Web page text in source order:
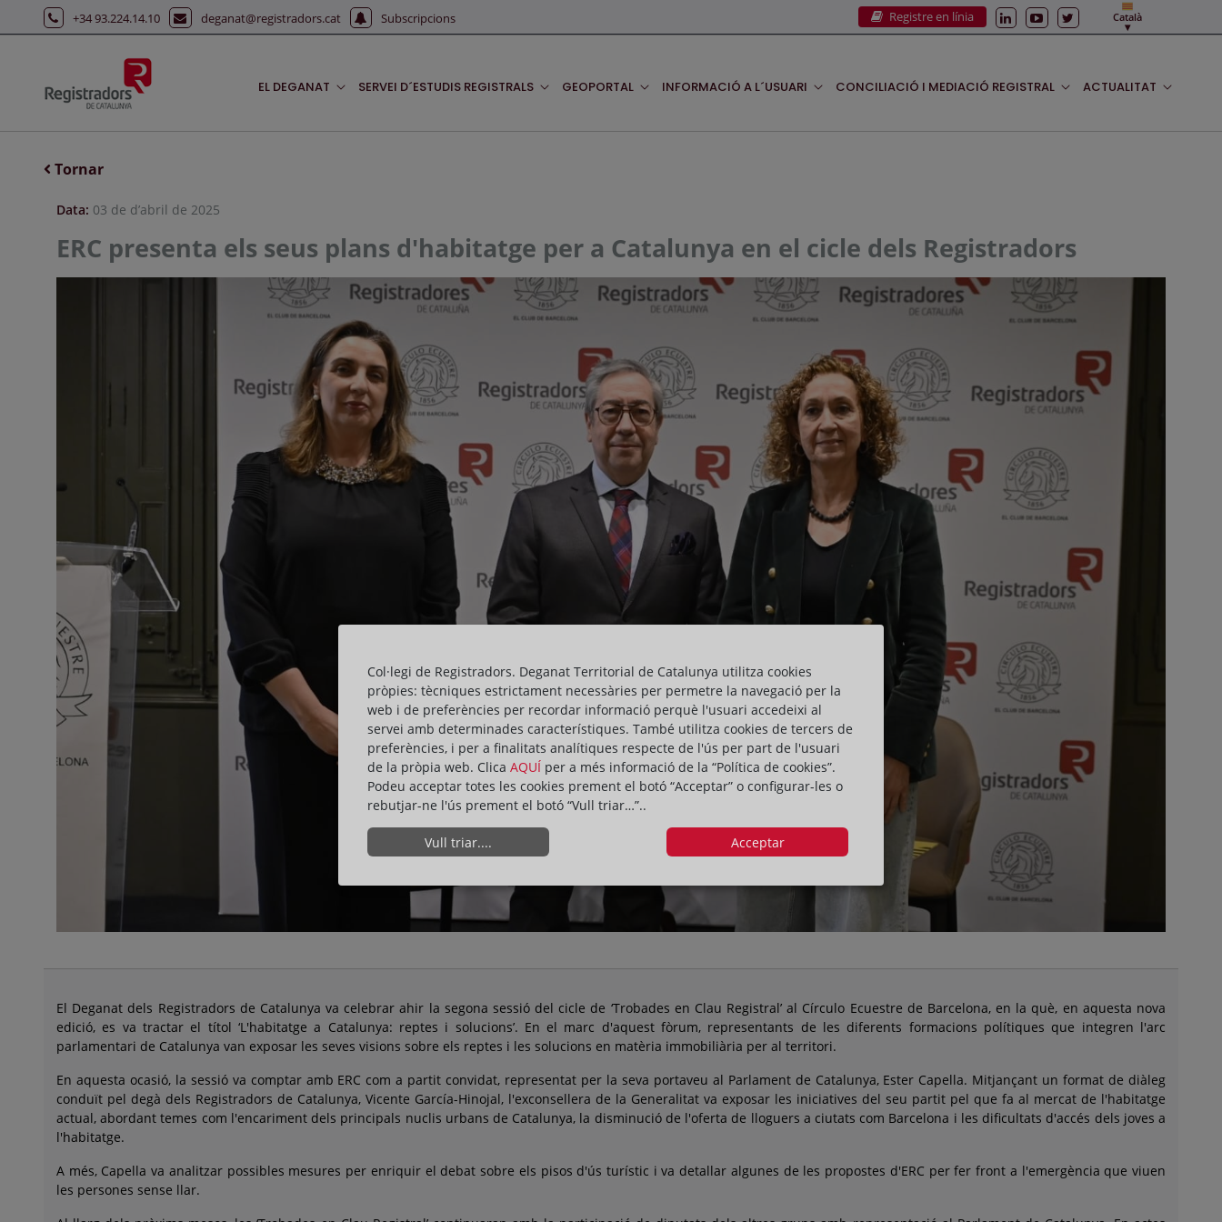
Salta al contingut principal
+34 93.224.14.10 deganat@registradors.cat Subscripcions Registre en línia Català
EL DEGANAT SERVEI D´ESTUDIS REGISTRALS GEOPORTAL INFORMACIÓ A L´USUARI CONCILIACIÓ I MEDIACIÓ REGISTRAL ACTUALITAT
Tornar
Data: 03 de d’abril de 2025
ERC presenta els seus plans d'habitatge per a Catalunya en el cicle dels Registradors
El Deganat dels Registradors de Catalunya va celebrar ahir la segona sessió del cicle de ‘Trobades en Clau Registral’ al Círculo Ecuestre de Barcelona, en la què, en aquesta nova
edició, es va tractar el títol ‘L'habitatge a Catalunya: reptes i solucions’. En el marc d'aquest fòrum, representants de les diferents formacions polítiques que integren l'arc
parlamentari de Catalunya van exposar les seves visions sobre els reptes i les solucions en matèria immobiliària per al territori.
En aquesta ocasió, la sessió va comptar amb ERC com a partit convidat, representat per la seva portaveu al Parlament de Catalunya, Ester Capella. Mitjançant un format de diàleg
conduït pel degà dels Registradors de Catalunya, Vicente García-Hinojal, l'exconsellera de la Generalitat va exposar les iniciatives del seu partit pel que fa al mercat de l'habitatge
actual, abordant temes com l'encariment dels principals nuclis urbans de Catalunya, la disminució de l'oferta de lloguers a ciutats com Barcelona i les dificultats d'accés dels joves a
l'habitatge.
A més, Capella va analitzar possibles mesures per enriquir el debat sobre els pisos d'ús turístic i va detallar algunes de les propostes d'ERC per fer front a l'emergència que viuen
les persones sense llar.
Col·legi de Registradors. Deganat Territorial de Catalunya utilitza cookies
pròpies: tècniques estrictament necessàries per permetre la navegació per la
web i de preferències per recordar informació perquè l'usuari accedeixi al
servei amb determinades característiques. També utilitza cookies de tercers de
preferències, i per a finalitats analítiques respecte de l'ús per part de l'usuari
de la pròpia web. Clica AQUÍ per a més informació de la “Política de cookies”.
Podeu acceptar totes les cookies prement el botó “Acceptar” o configurar-les o
rebutjar-ne l'ús prement el botó “Vull triar…”..
Vull triar.... Acceptar